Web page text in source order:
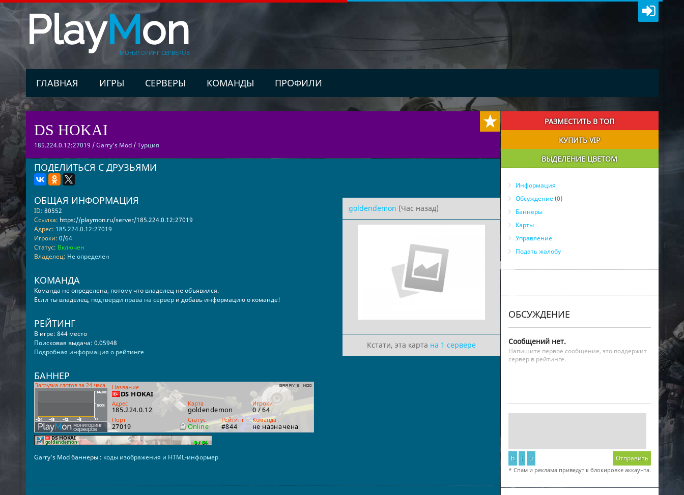
PlayMon
МОНИТОРИНГ СЕРВЕРОВ
ГЛАВНАЯ ИГРЫ СЕРВЕРЫ КОМАНДЫ ПРОФИЛИ
DS HOKAI
185.224.0.12:27019 /Garry's Mod/Турция
ПОДЕЛИТЬСЯ С ДРУЗЬЯМИ
goldendemon (Час назад)
Кстати, эта карта на 1 сервере
ОБЩАЯ ИНФОРМАЦИЯ
ID: 80552
Ссылка: https://playmon.ru/server/185.224.0.12:27019
Адрес: 185.224.0.12:27019
Игроки: 0/64
Статус: Включен
Владелец: Не определён
КОМАНДА
Команда не определена, потому что владелец не объявился.
Если ты владелец, подтверди права на сервери добавь информацию о команде!
РЕЙТИНГ
В игре: 844 место
Поисковая выдача: 0.05948
Подробная информация о рейтинге
БАННЕР
Garry's Mod баннеры : коды изображения и HTML-информер
РАЗМЕСТИТЬ В ТОП
КУПИТЬ VIP
ВЫДЕЛЕНИЕ ЦВЕТОМ
Информация
Обсуждение(0)
Баннеры
Карты
Управление
Подать жалобу
ОБСУЖДЕНИЕ
Сообщений нет.
Напишите первое сообщение, это поддержит
сервер в рейтинге.
b i u Отправить
* Спам и реклама приведут к блокировке аккаунта.